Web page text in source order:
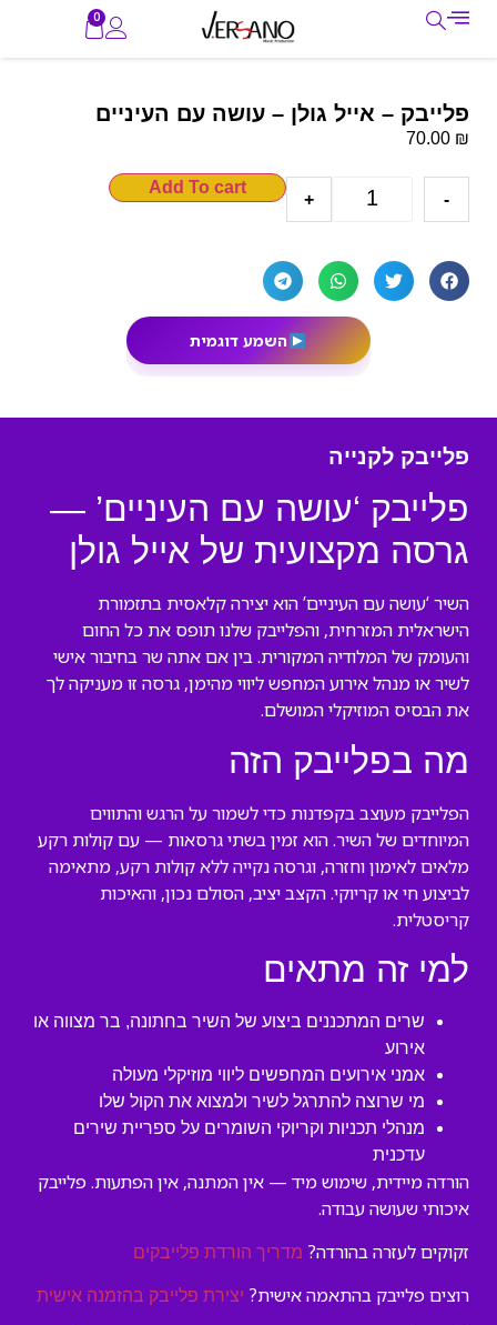
0
פלייבק – אייל גולן – עושה עם העיניים
70.00 ₪
-
+
Add To cart
השמע דוגמית
פלייבק לקנייה
פלייבק ‘עושה עם העיניים’ —
גרסה מקצועית של אייל גולן
השיר ‘עושה עם העיניים’ הוא יצירה קלאסית בתזמורת
הישראלית המזרחית, והפלייבק שלנו תופס את כל החום
והעומק של המלודיה המקורית. בין אם אתה שר בחיבור אישי
לשיר או מנהל אירוע המחפש ליווי מהימן, גרסה זו מעניקה לך
את הבסיס המוזיקלי המושלם.
מה בפלייבק הזה
הפלייבק מעוצב בקפדנות כדי לשמור על הרגש והתווים
המיוחדים של השיר. הוא זמין בשתי גרסאות — עם קולות רקע
מלאים לאימון וחזרה, וגרסה נקייה ללא קולות רקע, מתאימה
לביצוע חי או קריוקי. הקצב יציב, הסולם נכון, והאיכות
קריסטלית.
למי זה מתאים
שרים המתכננים ביצוע של השיר בחתונה, בר מצווה או
אירוע
אמני אירועים המחפשים ליווי מוזיקלי מעולה
מי שרוצה להתרגל לשיר ולמצוא את הקול שלו
מנהלי תכניות וקריוקי השומרים על ספריית שירים
עדכנית
הורדה מיידית, שימוש מיד — אין המתנה, אין הפתעות. פלייבק
איכותי שעושה עבודה.
זקוקים לעזרה בהורדה? מדריך הורדת פלייבקים
רוצים פלייבק בהתאמה אישית? יצירת פלייבק בהזמנה אישית